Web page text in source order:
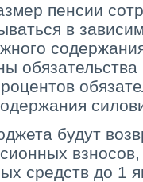
пенсии
в
обязательства
будут
средств до 1